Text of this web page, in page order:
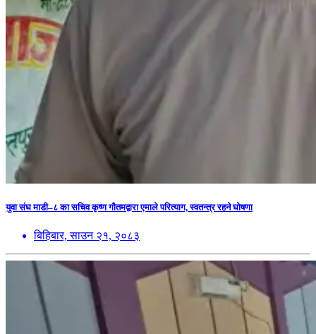
युवा संघ माडी–८ का सचिव कृष्ण गौतमद्वारा एमाले परित्याग, स्वतन्त्र रहने घोषणा
बिहिबार, साउन २१, २०८३